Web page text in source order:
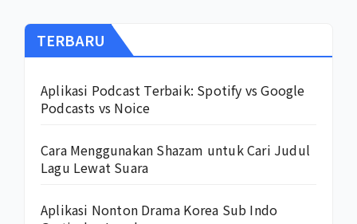
TERBARU
Aplikasi Podcast Terbaik: Spotify vs Google
Podcasts vs Noice
Cara Menggunakan Shazam untuk Cari Judul
Lagu Lewat Suara
Aplikasi Nonton Drama Korea Sub Indo